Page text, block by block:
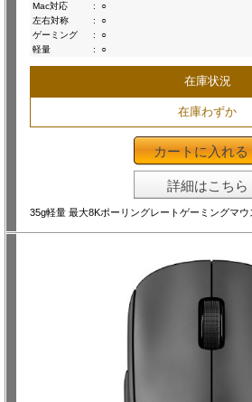
Mac対応
:
○
左右対称
:
○
ゲーミング
:
○
軽量
: ○
在庫状況
在庫わずか
カートに入れる
詳細はこちら
35g軽量 最大8Kポーリングレートゲーミングマウ